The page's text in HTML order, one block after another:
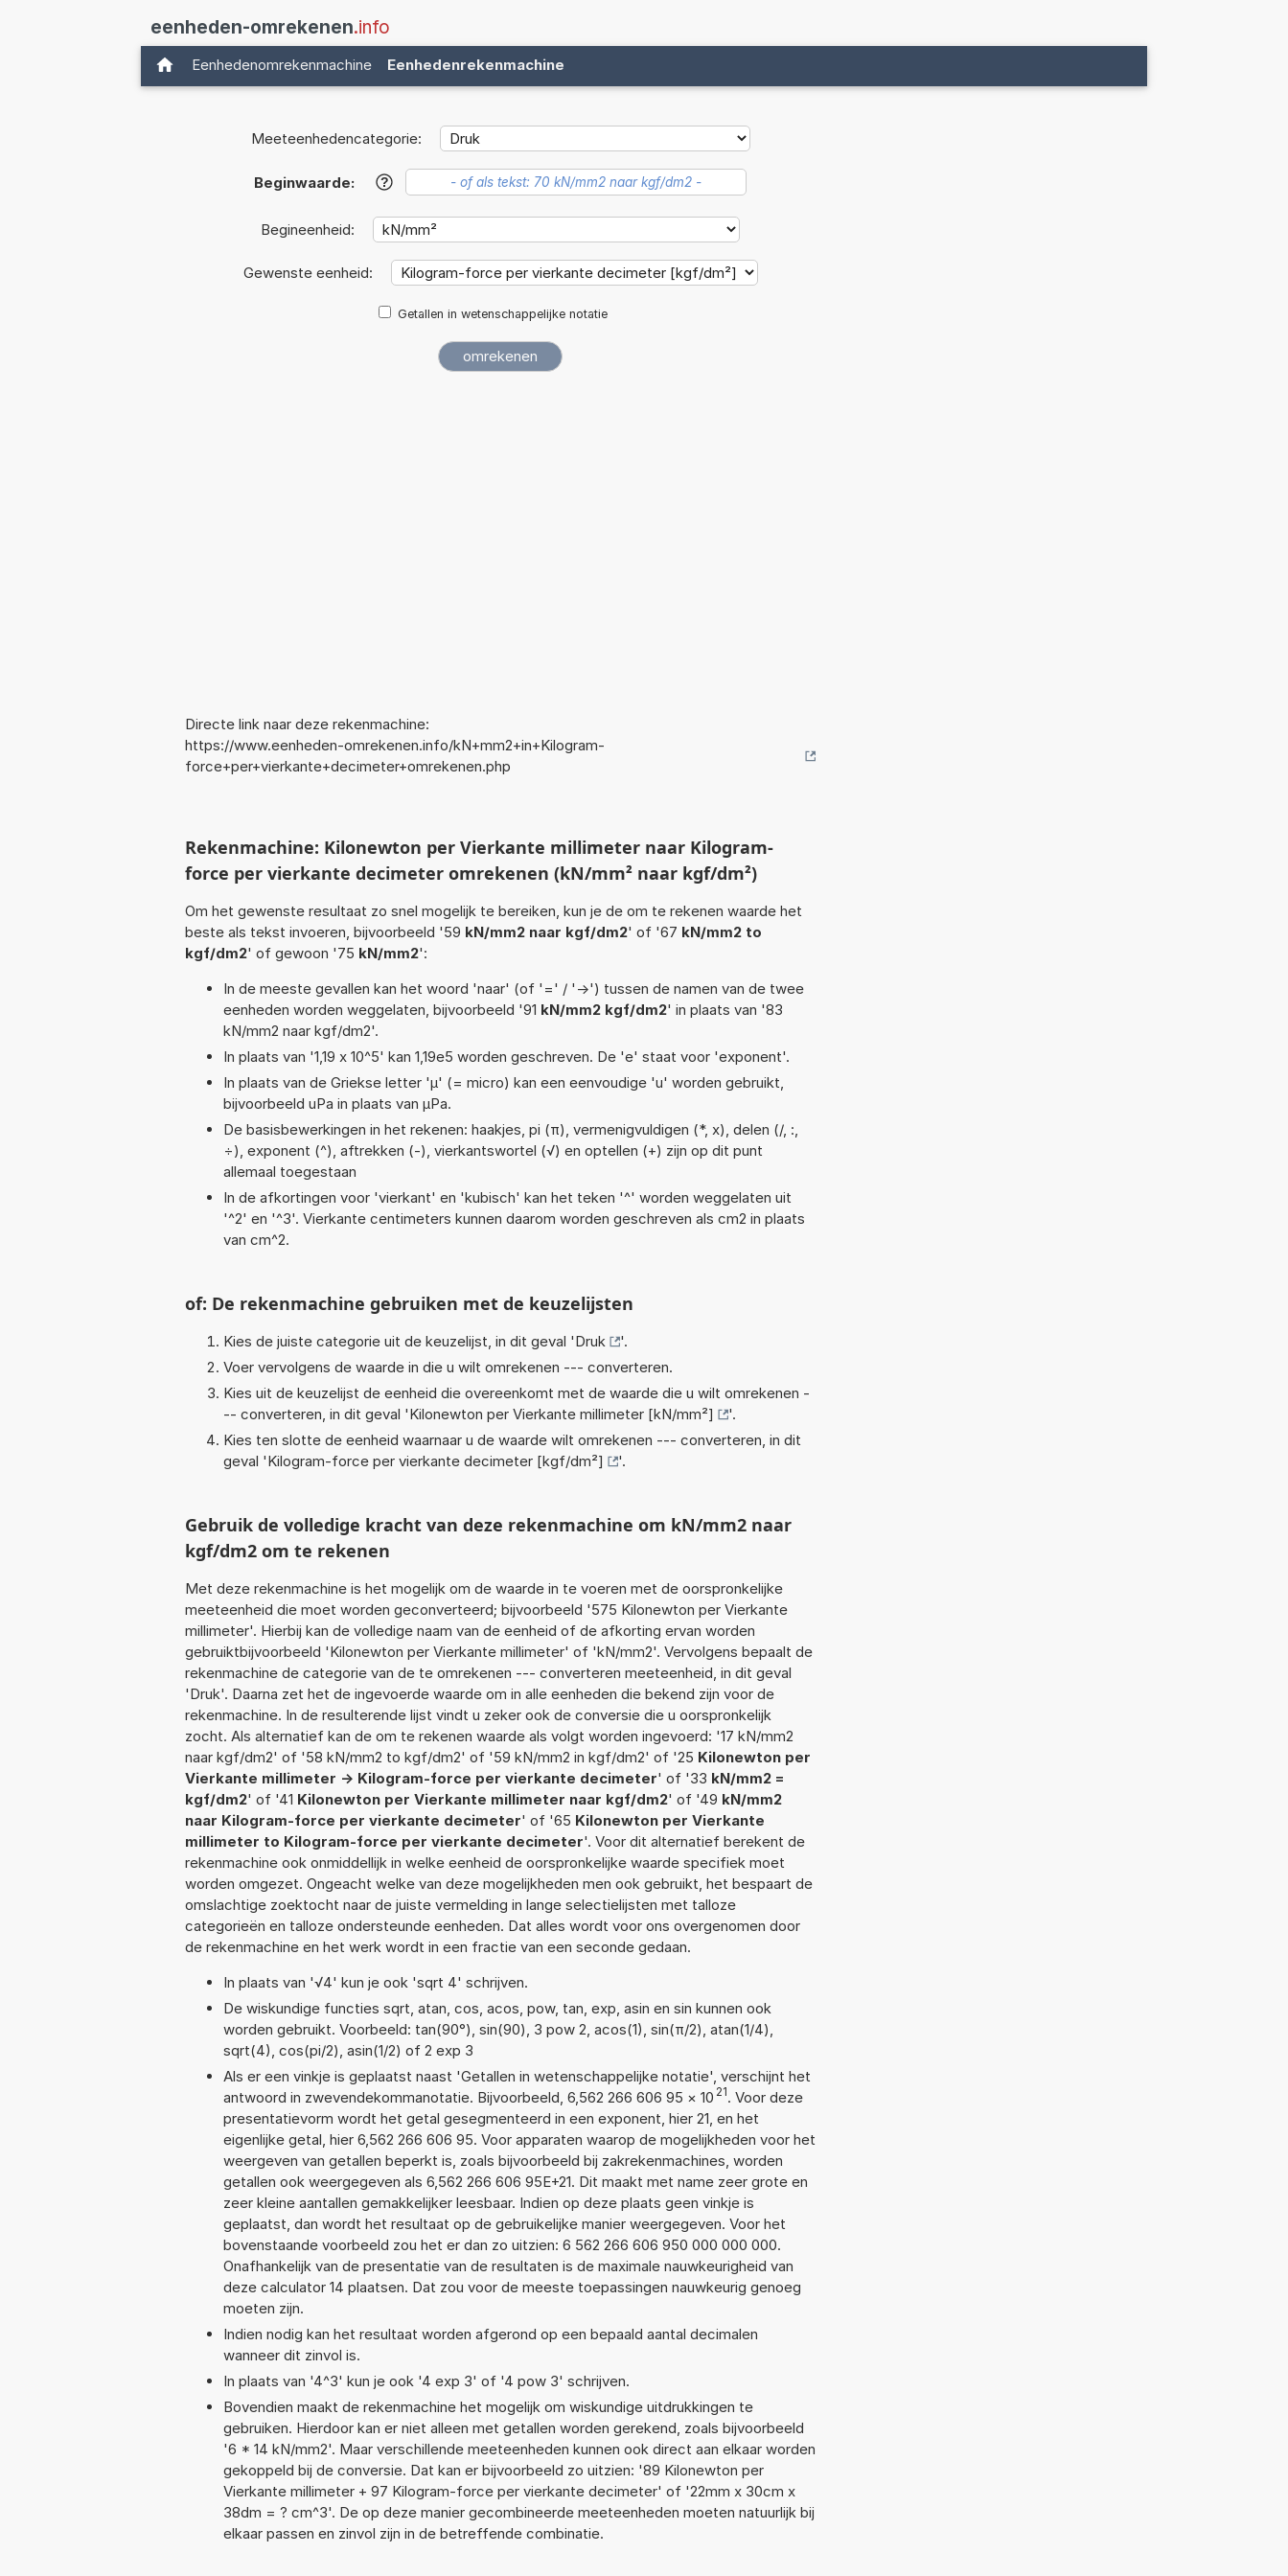
eenheden-omrekenen.info
Eenhedenomrekenmachine Eenhedenrekenmachine
Meeteenhedencategorie:
Beginwaarde: ?
Begineenheid:
Gewenste eenheid:
Getallen in wetenschappelijke notatie
Directe link naar deze rekenmachine:
https://www.eenheden-omrekenen.info/kN+mm2+in+Kilogram-
force+per+vierkante+decimeter+omrekenen.php
Rekenmachine: Kilonewton per Vierkante millimeter naar Kilogram-
force per vierkante decimeter omrekenen (kN/mm² naar kgf/dm²)
Om het gewenste resultaat zo snel mogelijk te bereiken, kun je de om te rekenen waarde het
beste als tekst invoeren, bijvoorbeeld '59 kN/mm2 naar kgf/dm2' of '67 kN/mm2 to
kgf/dm2' of gewoon '75 kN/mm2':
In de meeste gevallen kan het woord 'naar' (of '=' / '->') tussen de namen van de twee
eenheden worden weggelaten, bijvoorbeeld '91 kN/mm2 kgf/dm2' in plaats van '83
kN/mm2 naar kgf/dm2'.
In plaats van '1,19 x 10^5' kan 1,19e5 worden geschreven. De 'e' staat voor 'exponent'.
In plaats van de Griekse letter 'µ' (= micro) kan een eenvoudige 'u' worden gebruikt,
bijvoorbeeld uPa in plaats van µPa.
De basisbewerkingen in het rekenen: haakjes, pi (π), vermenigvuldigen (*, x), delen (/, :,
÷), exponent (^), aftrekken (-), vierkantswortel (√) en optellen (+) zijn op dit punt
allemaal toegestaan
In de afkortingen voor 'vierkant' en 'kubisch' kan het teken '^' worden weggelaten uit
'^2' en '^3'. Vierkante centimeters kunnen daarom worden geschreven als cm2 in plaats
van cm^2.
of: De rekenmachine gebruiken met de keuzelijsten
Kies de juiste categorie uit de keuzelijst, in dit geval 'Druk
'.
Voer vervolgens de waarde in die u wilt omrekenen --- converteren.
Kies uit de keuzelijst de eenheid die overeenkomt met de waarde die u wilt omrekenen -
-- converteren, in dit geval 'Kilonewton per Vierkante millimeter [kN/mm²]
'.
Kies ten slotte de eenheid waarnaar u de waarde wilt omrekenen --- converteren, in dit
geval 'Kilogram-force per vierkante decimeter [kgf/dm²] '.
Gebruik de volledige kracht van deze rekenmachine om kN/mm2 naar
kgf/dm2 om te rekenen
Met deze rekenmachine is het mogelijk om de waarde in te voeren met de oorspronkelijke
meeteenheid die moet worden geconverteerd; bijvoorbeeld '575 Kilonewton per Vierkante
millimeter'. Hierbij kan de volledige naam van de eenheid of de afkorting ervan worden
gebruiktbijvoorbeeld 'Kilonewton per Vierkante millimeter' of 'kN/mm2'. Vervolgens bepaalt de
rekenmachine de categorie van de te omrekenen --- converteren meeteenheid, in dit geval
'Druk'. Daarna zet het de ingevoerde waarde om in alle eenheden die bekend zijn voor de
rekenmachine. In de resulterende lijst vindt u zeker ook de conversie die u oorspronkelijk
zocht. Als alternatief kan de om te rekenen waarde als volgt worden ingevoerd: '17 kN/mm2
naar kgf/dm2' of '58 kN/mm2 to kgf/dm2' of '59 kN/mm2 in kgf/dm2' of '25 Kilonewton per
Vierkante millimeter -> Kilogram-force per vierkante decimeter' of '33 kN/mm2 =
kgf/dm2' of '41 Kilonewton per Vierkante millimeter naar kgf/dm2' of '49 kN/mm2
naar Kilogram-force per vierkante decimeter' of '65 Kilonewton per Vierkante
millimeter to Kilogram-force per vierkante decimeter'. Voor dit alternatief berekent de
rekenmachine ook onmiddellijk in welke eenheid de oorspronkelijke waarde specifiek moet
worden omgezet. Ongeacht welke van deze mogelijkheden men ook gebruikt, het bespaart de
omslachtige zoektocht naar de juiste vermelding in lange selectielijsten met talloze
categorieën en talloze ondersteunde eenheden. Dat alles wordt voor ons overgenomen door
de rekenmachine en het werk wordt in een fractie van een seconde gedaan.
In plaats van '√4' kun je ook 'sqrt 4' schrijven.
De wiskundige functies sqrt, atan, cos, acos, pow, tan, exp, asin en sin kunnen ook
worden gebruikt. Voorbeeld: tan(90°), sin(90), 3 pow 2, acos(1), sin(π/2), atan(1/4),
sqrt(4), cos(pi/2), asin(1/2) of 2 exp 3
Als er een vinkje is geplaatst naast 'Getallen in wetenschappelijke notatie', verschijnt het
antwoord in zwevendekommanotatie. Bijvoorbeeld, 6,562 266 606 95 × 10 21. Voor deze
presentatievorm wordt het getal gesegmenteerd in een exponent, hier 21, en het
eigenlijke getal, hier 6,562 266 606 95. Voor apparaten waarop de mogelijkheden voor het
weergeven van getallen beperkt is, zoals bijvoorbeeld bij zakrekenmachines, worden
getallen ook weergegeven als 6,562 266 606 95E+21. Dit maakt met name zeer grote en
zeer kleine aantallen gemakkelijker leesbaar. Indien op deze plaats geen vinkje is
geplaatst, dan wordt het resultaat op de gebruikelijke manier weergegeven. Voor het
bovenstaande voorbeeld zou het er dan zo uitzien: 6 562 266 606 950 000 000 000.
Onafhankelijk van de presentatie van de resultaten is de maximale nauwkeurigheid van
deze calculator 14 plaatsen. Dat zou voor de meeste toepassingen nauwkeurig genoeg
moeten zijn.
Indien nodig kan het resultaat worden afgerond op een bepaald aantal decimalen
wanneer dit zinvol is.
In plaats van '4^3' kun je ook '4 exp 3' of '4 pow 3' schrijven.
Bovendien maakt de rekenmachine het mogelijk om wiskundige uitdrukkingen te
gebruiken. Hierdoor kan er niet alleen met getallen worden gerekend, zoals bijvoorbeeld
'6 * 14 kN/mm2'. Maar verschillende meeteenheden kunnen ook direct aan elkaar worden
gekoppeld bij de conversie. Dat kan er bijvoorbeeld zo uitzien: '89 Kilonewton per
Vierkante millimeter + 97 Kilogram-force per vierkante decimeter' of '22mm x 30cm x
38dm = ? cm^3'. De op deze manier gecombineerde meeteenheden moeten natuurlijk bij
elkaar passen en zinvol zijn in de betreffende combinatie.